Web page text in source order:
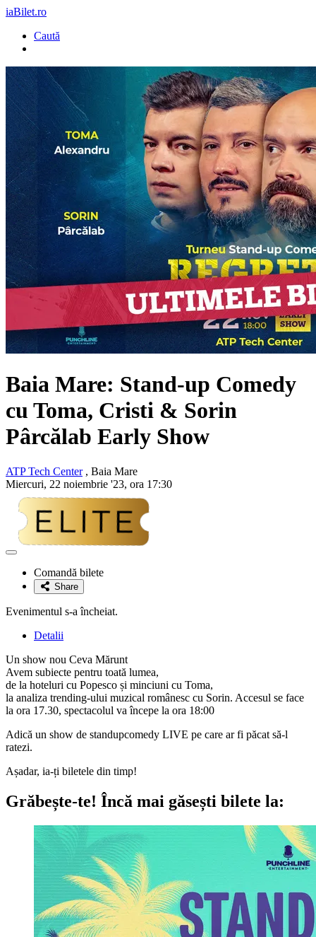
iaBilet.ro
Caută
Baia Mare: Stand-up Comedy
cu Toma, Cristi & Sorin
Pârcălab Early Show
ATP Tech Center, Baia Mare
Miercuri, 22 noiembrie '23, ora 17:30
Adaugă
favoriteComandă bilete
Share
Evenimentul s-a încheiat.
Detalii
Un show nou Ceva Mărunt
Avem subiecte pentru toată lumea,
de la hoteluri cu Popesco și minciuni cu Toma,
la analiza trending-ului muzical românesc cu Sorin. Accesul se face
la ora 17.30, spectacolul va începe la ora 18:00
Adică un show de standupcomedy LIVE pe care ar fi păcat să-l
ratezi.
Așadar, ia-ți biletele din timp!
Grăbește-te! Încă mai găsești bilete la: